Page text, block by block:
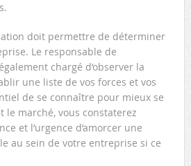
doit permettre de déterminer
Le responsable de
chargé d’observer la
une liste de vos forces et vos
de se connaître pour mieux se
le marché, vous constaterez
et l’urgence d’amorcer une
au sein de votre entreprise si ce